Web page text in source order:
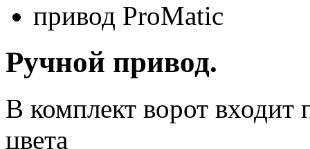
привод ProMatiс
Ручной привод.
В комплект ворот входит
цвета